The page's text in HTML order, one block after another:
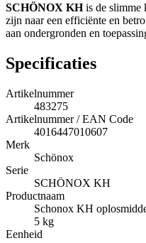
SCHÖNOX KHis de slimme
zijn naar een efficiënte en
aan ondergronden en
Specificaties
Artikelnummer
483275
Artikelnummer / EAN Code
4016447010607
Merk
Schönox
Serie
SCHÖNOX KH
Productnaam
Schonox KH
5 kg
Eenheid